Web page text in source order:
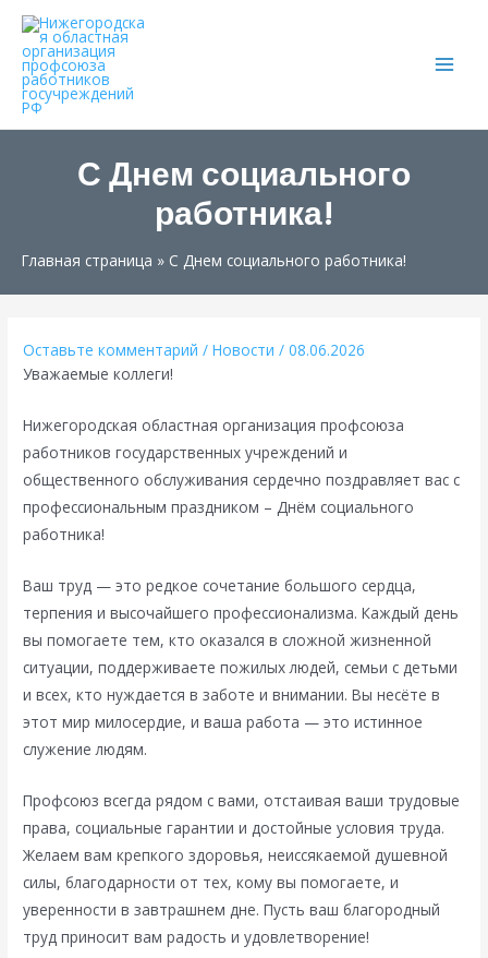
С Днем социального
работника!
Главная страница » С Днем социального работника!
Оставьте комментарий /Новости /08.06.2026
Уважаемые коллеги!
Нижегородская областная организация профсоюза
работников государственных учреждений и
общественного обслуживания сердечно поздравляет вас с
профессиональным праздником – Днём социального
работника!
Ваш труд — это редкое сочетание большого сердца,
терпения и высочайшего профессионализма. Каждый день
вы помогаете тем, кто оказался в сложной жизненной
ситуации, поддерживаете пожилых людей, семьи с детьми
и всех, кто нуждается в заботе и внимании. Вы несёте в
этот мир милосердие, и ваша работа — это истинное
служение людям.
Профсоюз всегда рядом с вами, отстаивая ваши трудовые
права, социальные гарантии и достойные условия труда.
Желаем вам крепкого здоровья, неиссякаемой душевной
силы, благодарности от тех, кому вы помогаете, и
уверенности в завтрашнем дне. Пусть ваш благородный
труд приносит вам радость и удовлетворение!